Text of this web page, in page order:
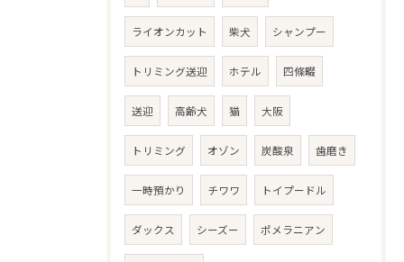
ライオンカット 柴犬 シャンプー
トリミング送迎 ホテル 四條畷
送迎 高齢犬 猫 大阪
トリミング オゾン 炭酸泉 歯磨き
一時預かり チワワ トイプードル
ダックス シーズー ポメラニアン